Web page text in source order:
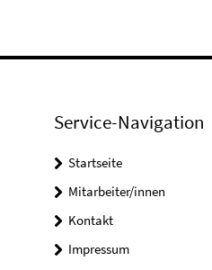
Service-Navigation
Startseite
Mitarbeiter/innen
Kontakt
Impressum